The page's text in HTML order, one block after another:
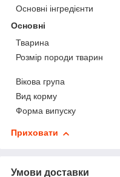
Основні інгредієнти
Основні
Тварина
Розмір породи тварин
Вікова група
Вид корму
Форма випуску
Приховати
Умови доставки